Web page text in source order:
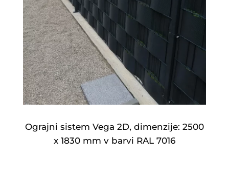
Ograjni sistem Vega 2D, dimenzije: 2500
x 1830 mm v barvi RAL 7016